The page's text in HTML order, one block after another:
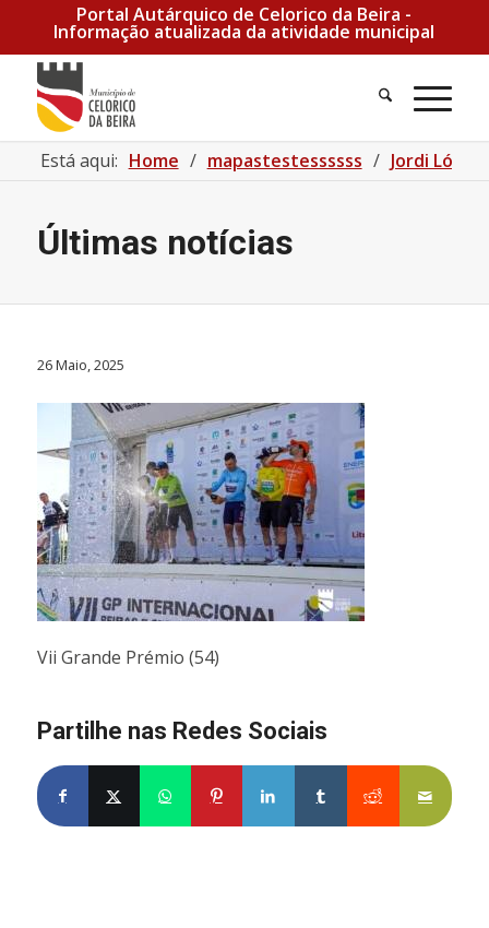
Portal Autárquico de Celorico da Beira -
Informação atualizada da atividade municipal
Está aqui: Home / mapastestessssss / Jordi
Últimas notícias
26 Maio, 2025
Vii Grande Prémio (54)
Partilhe nas Redes Sociais